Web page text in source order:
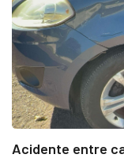
Acidente entre